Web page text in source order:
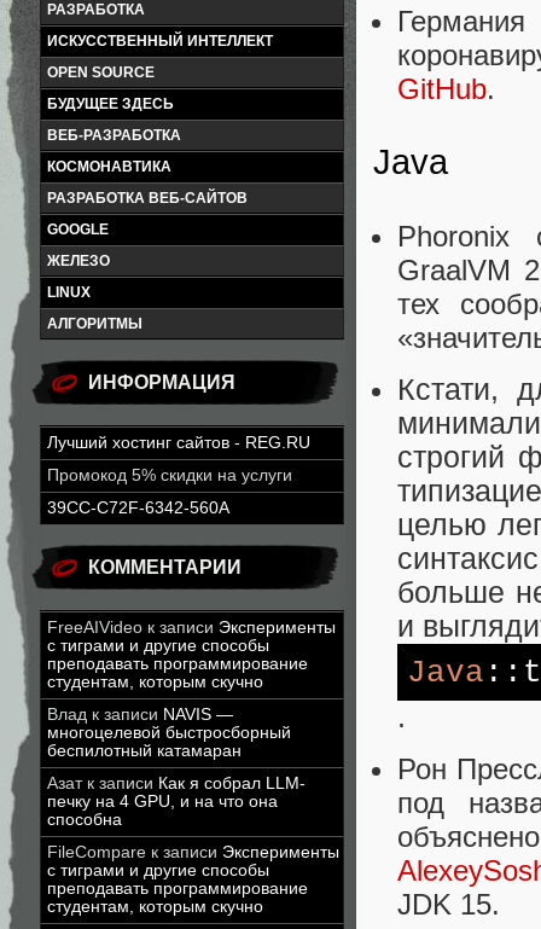
РАЗРАБОТКА
ИСКУССТВЕННЫЙ ИНТЕЛЛЕКТ
OPEN SOURCE
БУДУЩЕЕ ЗДЕСЬ
ВЕБ-РАЗРАБОТКА
КОСМОНАВТИКА
РАЗРАБОТКА ВЕБ-САЙТОВ
GOOGLE
ЖЕЛЕЗО
LINUX
АЛГОРИТМЫ
ИНФОРМАЦИЯ
Лучший хостинг сайтов - REG.RU
Промокод 5% скидки на услуги
39CC-C72F-6342-560A
КОММЕНТАРИИ
FreeAIVideo к записи Эксперименты
с тиграми и другие способы
преподавать программирование
студентам, которым скучно
Влад к записи NAVIS —
многоцелевой быстросборный
беспилотный катамаран
Азатк записи Как я собрал LLM-
печку на 4 GPU, и на что она
способна
FileCompare к записи Эксперименты
с тиграми и другие способы
преподавать программирование
студентам, которым скучно
GitHub.
Java
GraalVM
тех
Кстати,
строгий
целью
больше
и
Java
.
Рон
под
JDK 15.